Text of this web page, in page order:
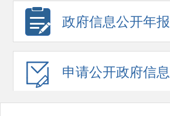
政府信息公开年报
申请公开政府信息